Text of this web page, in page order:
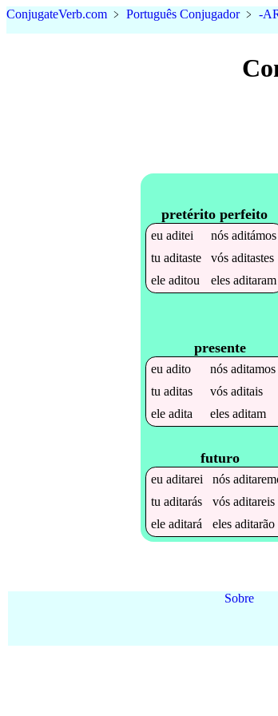
ConjugateVerb.com ﹥ Português Conjugador﹥ -
pretérito perfeito
euaditei nósaditámos
tuaditaste vósaditastes
eleaditou elesaditaram
presente
euadito nósaditamos
tuaditas vósaditais
eleadita elesaditam
futuro
euaditarei nós
tuaditarás vósaditareis
eleaditará elesaditarão
Sobre